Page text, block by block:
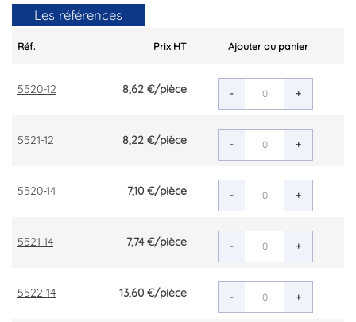
Les références
Réf. Prix HT Ajouter au panier
5520-12 8,62 €/pièce - +
5521-12 8,22 €/pièce - +
5520-14 7,10 €/pièce - +
5521-14 7,74 €/pièce - +
5522-14 13,60 €/pièce - +